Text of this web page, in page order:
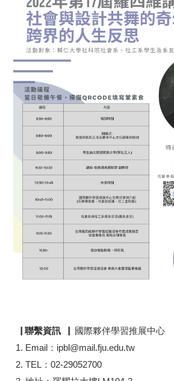
▕ 聯繫資訊▕ 國際夥伴學習推展中心
Email：ipbl@mail.fju.edu.tw
TEL：02-29052700